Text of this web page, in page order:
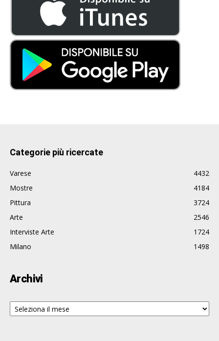
Categorie più ricercate
Varese
4432
Mostre
4184
Pittura
3724
Arte
2546
Interviste Arte
1724
Milano
1498
Archivi
Archivi